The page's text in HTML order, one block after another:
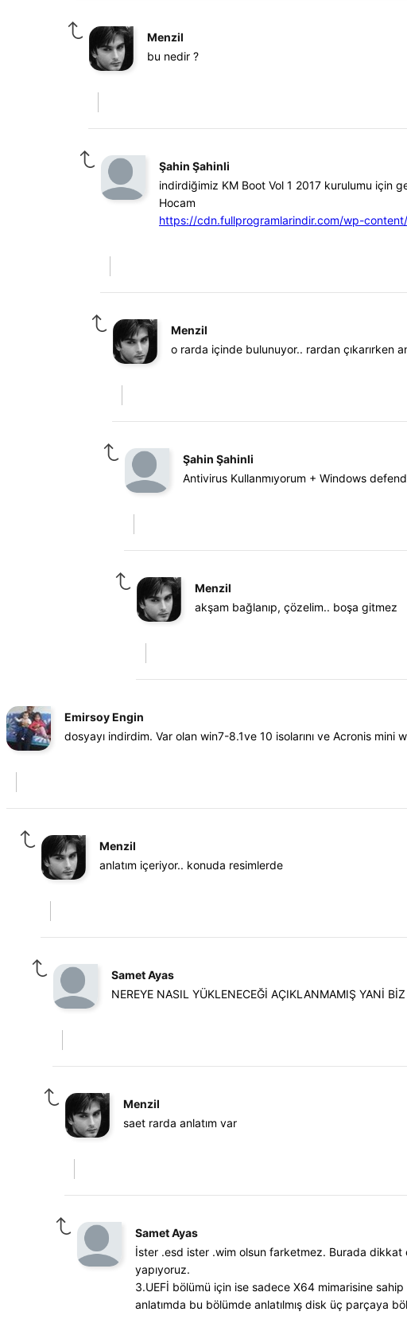
Menzil
bu nedir ?
Şahin Şahinli
indirdiğimiz KM Boot Vol 1 2017 kurulumu için
Hocam
https://cdn.fullprogramlarindir.com/wp-
Menzil
o rarda içinde bulunuyor.. rardan çıkarırken
Şahin Şahinli
Antivirus Kullanmıyorum + Windows
Menzil
akşam bağlanıp, çözelim.. boşa gitmez
Emirsoy Engin
dosyayı indirdim. Var olan win7-8.1ve 10 isolarını ve Acronis
Menzil
anlatım içeriyor.. konuda resimlerde
Samet Ayas
NEREYE NASIL YÜKLENECEĞİ AÇIKLANMAMIŞ YANİ
Menzil
saet rarda anlatım var
Samet Ayas
İster .esd ister .wim olsun farketmez. Burada
yapıyoruz.
3.UEFİ bölümü için ise sadece X64 mimarisine sahip
anlatımda bu bölümde anlatılmış disk üç parçaya